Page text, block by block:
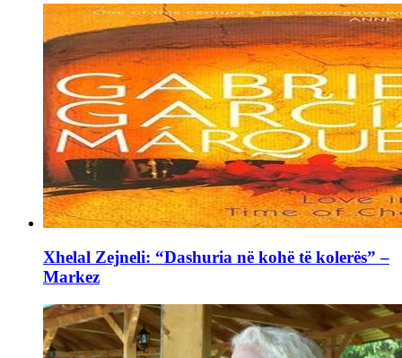
Xhelal Zejneli: “Dashuria në kohë të kolerës” –
Markez